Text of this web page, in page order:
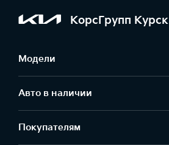
КорсГрупп Курск
Модели
Авто в наличии
Покупателям